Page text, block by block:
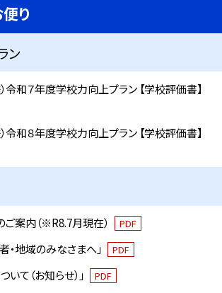
り
ン
令和７年度学校力向上プラン 【学校評価書】
令和８年度学校力向上プラン 【学校評価書】
案内（※R8.7月現在） PDF
者・地域のみなさまへ」 PDF
て（お知らせ）」 PDF